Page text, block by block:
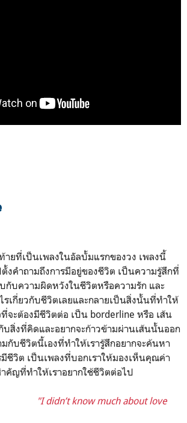
ยที่เป็นเพลงในอัลบั้มแรกของวง เพลงนี้
งคำถามถึงการมีอยู่ของชีวิต เป็นความรู้สึกที่
บความผิดหวังในชีวิตหรือความรัก และ
รเกี่ยวกับชีวิตเลยและกลายเป็นสิ่งนั้นที่ทำให้
ที่จะต้องมีชีวิตต่อ เป็น borderline หรือ เส้น
สิ่งที่คิดและอยากจะก้าวข้ามผ่านเส้นนั้นออก
กับชีวิตนี้เองที่ทำให้เรารู้สึกอยากจะค้นหา
ชีวิต เป็นเพลงที่บอกเราให้มองเห็นคุณค่า
คัญที่ทำให้เราอยากใช้ชีวิตต่อไป
much about love